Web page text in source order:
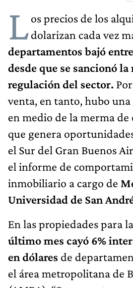
Los precios de los
dolarizan cada vez
departamentos bajó
desde que se sancionó la
regulación del sector.
venta, en tanto, hubo
en medio de la merma de
que genera
el Sur del Gran Buenos
el informe de
inmobiliario a cargo de
Universidad de San
En las propiedades para
último mes cayó 6%
en dólares de
el área metropolitana de